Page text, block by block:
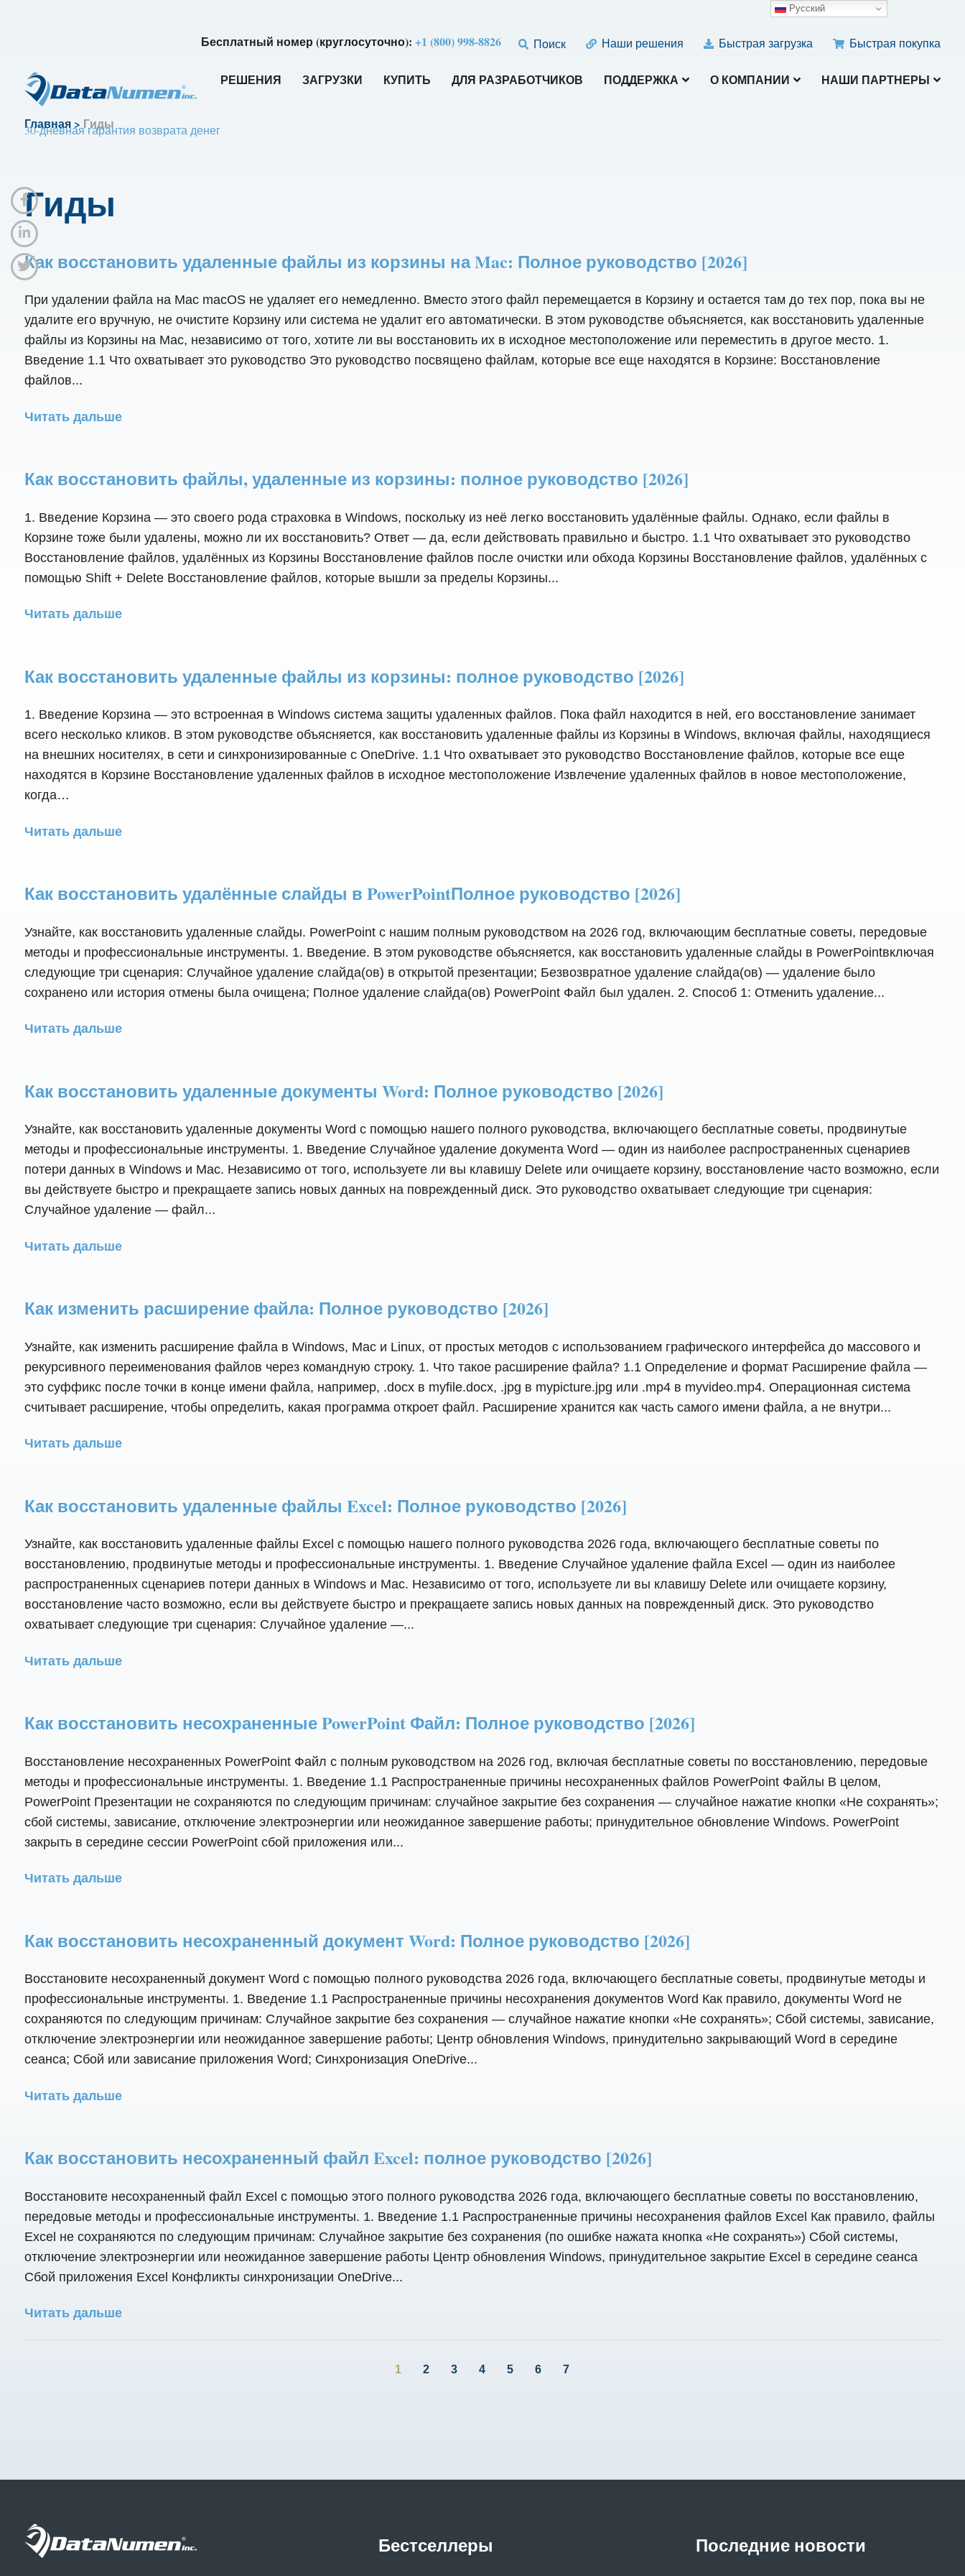
Бесплатный номер (круглосуточно):+1 (800) 998-8826 Поиск Наши решения Быстрая загрузка Быстрая покупка
30-дневная гарантия возврата денег
РЕШЕНИЯ ЗАГРУЗКИ КУПИТЬ ДЛЯ РАЗРАБОТЧИКОВ ПОДДЕРЖКА О КОМПАНИИ НАШИ ПАРТНЕРЫ
Главная> Гиды
Гиды
Как восстановить удаленные файлы из корзины на Mac: Полное руководство [2026]
При удалении файла на Mac macOS не удаляет его немедленно. Вместо этого файл перемещается в Корзину и остается там до тех пор, пока вы не
удалите его вручную, не очистите Корзину или система не удалит его автоматически. В этом руководстве объясняется, как восстановить удаленные
файлы из Корзины на Mac, независимо от того, хотите ли вы восстановить их в исходное местоположение или переместить в другое место. 1.
Введение 1.1 Что охватывает это руководство Это руководство посвящено файлам, которые все еще находятся в Корзине: Восстановление
файлов...
Читать дальше
Как восстановить файлы, удаленные из корзины: полное руководство [2026]
1. Введение Корзина — это своего рода страховка в Windows, поскольку из неё легко восстановить удалённые файлы. Однако, если файлы в
Корзине тоже были удалены, можно ли их восстановить? Ответ — да, если действовать правильно и быстро. 1.1 Что охватывает это руководство
Восстановление файлов, удалённых из Корзины Восстановление файлов после очистки или обхода Корзины Восстановление файлов, удалённых с
помощью Shift + Delete Восстановление файлов, которые вышли за пределы Корзины...
Читать дальше
Как восстановить удаленные файлы из корзины: полное руководство [2026]
1. Введение Корзина — это встроенная в Windows система защиты удаленных файлов. Пока файл находится в ней, его восстановление занимает
всего несколько кликов. В этом руководстве объясняется, как восстановить удаленные файлы из Корзины в Windows, включая файлы, находящиеся
на внешних носителях, в сети и синхронизированные с OneDrive. 1.1 Что охватывает это руководство Восстановление файлов, которые все еще
находятся в Корзине Восстановление удаленных файлов в исходное местоположение Извлечение удаленных файлов в новое местоположение,
когда…
Читать дальше
Как восстановить удалённые слайды в PowerPointПолное руководство [2026]
Узнайте, как восстановить удаленные слайды. PowerPoint с нашим полным руководством на 2026 год, включающим бесплатные советы, передовые
методы и профессиональные инструменты. 1. Введение. В этом руководстве объясняется, как восстановить удаленные слайды в PowerPointвключая
следующие три сценария: Случайное удаление слайда(ов) в открытой презентации; Безвозвратное удаление слайда(ов) — удаление было
сохранено или история отмены была очищена; Полное удаление слайда(ов) PowerPoint Файл был удален. 2. Способ 1: Отменить удаление...
Читать дальше
Как восстановить удаленные документы Word: Полное руководство [2026]
Узнайте, как восстановить удаленные документы Word с помощью нашего полного руководства, включающего бесплатные советы, продвинутые
методы и профессиональные инструменты. 1. Введение Случайное удаление документа Word — один из наиболее распространенных сценариев
потери данных в Windows и Mac. Независимо от того, используете ли вы клавишу Delete или очищаете корзину, восстановление часто возможно, если
вы действуете быстро и прекращаете запись новых данных на поврежденный диск. Это руководство охватывает следующие три сценария:
Случайное удаление — файл...
Читать дальше
Как изменить расширение файла: Полное руководство [2026]
Узнайте, как изменить расширение файла в Windows, Mac и Linux, от простых методов с использованием графического интерфейса до массового и
рекурсивного переименования файлов через командную строку. 1. Что такое расширение файла? 1.1 Определение и формат Расширение файла —
это суффикс после точки в конце имени файла, например, .docx в myfile.docx, .jpg в mypicture.jpg или .mp4 в myvideo.mp4. Операционная система
считывает расширение, чтобы определить, какая программа откроет файл. Расширение хранится как часть самого имени файла, а не внутри...
Читать дальше
Как восстановить удаленные файлы Excel: Полное руководство [2026]
Узнайте, как восстановить удаленные файлы Excel с помощью нашего полного руководства 2026 года, включающего бесплатные советы по
восстановлению, продвинутые методы и профессиональные инструменты. 1. Введение Случайное удаление файла Excel — один из наиболее
распространенных сценариев потери данных в Windows и Mac. Независимо от того, используете ли вы клавишу Delete или очищаете корзину,
восстановление часто возможно, если вы действуете быстро и прекращаете запись новых данных на поврежденный диск. Это руководство
охватывает следующие три сценария: Случайное удаление —...
Читать дальше
Как восстановить несохраненные PowerPoint Файл: Полное руководство [2026]
Восстановление несохраненных PowerPoint Файл с полным руководством на 2026 год, включая бесплатные советы по восстановлению, передовые
методы и профессиональные инструменты. 1. Введение 1.1 Распространенные причины несохраненных файлов PowerPoint Файлы В целом,
PowerPoint Презентации не сохраняются по следующим причинам: случайное закрытие без сохранения — случайное нажатие кнопки «Не сохранять»;
сбой системы, зависание, отключение электроэнергии или неожиданное завершение работы; принудительное обновление Windows. PowerPoint
закрыть в середине сессии PowerPoint сбой приложения или...
Читать дальше
Как восстановить несохраненный документ Word: Полное руководство [2026]
Восстановите несохраненный документ Word с помощью полного руководства 2026 года, включающего бесплатные советы, продвинутые методы и
профессиональные инструменты. 1. Введение 1.1 Распространенные причины несохранения документов Word Как правило, документы Word не
сохраняются по следующим причинам: Случайное закрытие без сохранения — случайное нажатие кнопки «Не сохранять»; Сбой системы, зависание,
отключение электроэнергии или неожиданное завершение работы; Центр обновления Windows, принудительно закрывающий Word в середине
сеанса; Сбой или зависание приложения Word; Синхронизация OneDrive...
Читать дальше
Как восстановить несохраненный файл Excel: полное руководство [2026]
Восстановите несохраненный файл Excel с помощью этого полного руководства 2026 года, включающего бесплатные советы по восстановлению,
передовые методы и профессиональные инструменты. 1. Введение 1.1 Распространенные причины несохранения файлов Excel Как правило, файлы
Excel не сохраняются по следующим причинам: Случайное закрытие без сохранения (по ошибке нажата кнопка «Не сохранять») Сбой системы,
отключение электроэнергии или неожиданное завершение работы Центр обновления Windows, принудительное закрытие Excel в середине сеанса
Сбой приложения Excel Конфликты синхронизации OneDrive...
Читать дальше
1 2 3 4 5 6 7
Бестселлеры Последние новости
Русский